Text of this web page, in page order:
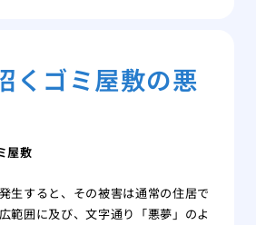
くゴミ屋敷の悪
屋敷
生すると、その被害は通常の住居で
範囲に及び、文字通り「悪夢」のよ